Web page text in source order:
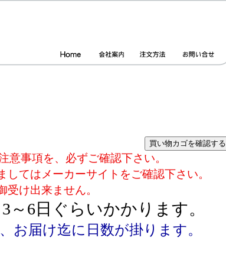
事項を、必ずご確認下さい。
てはメーカーサイトをご確認下さい。
け出来ません。
～6日ぐらいかかります。
お届け迄に日数が掛ります。